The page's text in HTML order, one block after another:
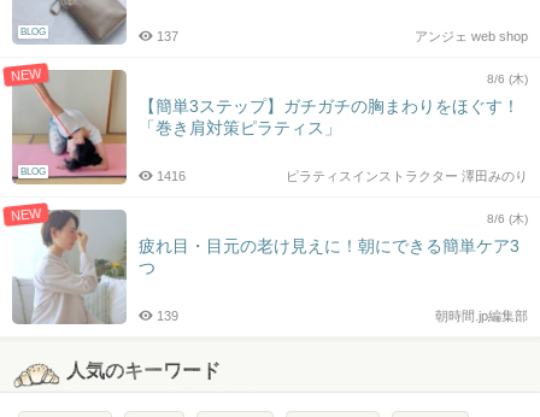
BLOG アンジェ web shop
137
NEW
BLOG
8/6 (木)
【簡単3ステップ】ガチガチの胸まわりをほぐす！
「巻き肩対策ピラティス」
ピラティスインストラクター 澤田みのり
1416
NEW 8/6 (木)
疲れ目・目元の老け見えに！朝にできる簡単ケア3
つ
朝時間.jp編集部
139
人気のキーワード